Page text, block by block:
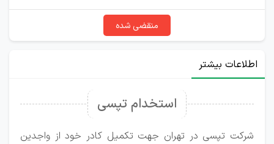
منقضی شده
اطلاعات بیشتر
استخدام تپسی
شرکت تپسی در تهران جهت تکمیل کادر خود از واجدین